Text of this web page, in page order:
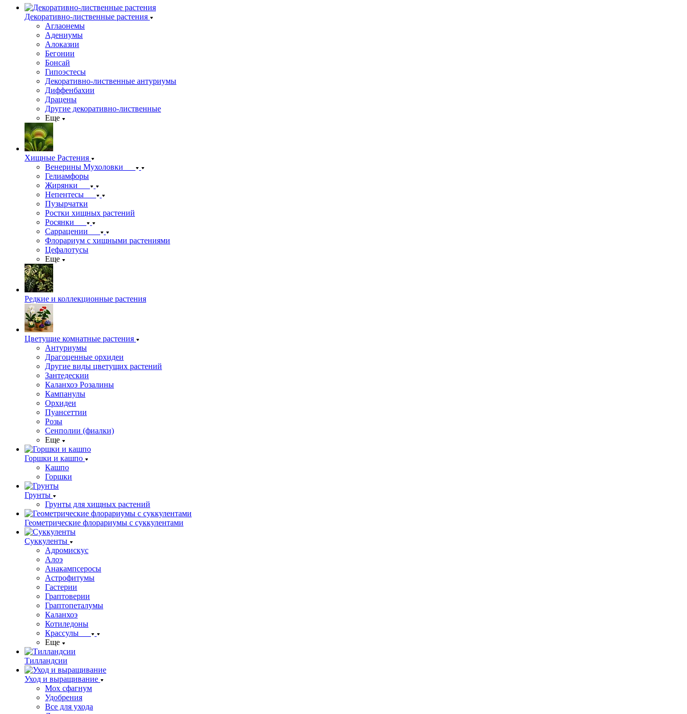
Декоративно-лиственные растения
Аглаонемы
Адениумы
Алоказии
Бегонии
Бонсай
Гипоэстесы
Декоративно-лиственные антуриумы
Диффенбахии
Драцены
Другие декоративно-лиственные
Еще
Хищные Растения
Венерины Мухоловки
Гелиамфоры
Жирянки
Непентесы
Пузырчатки
Ростки хищных растений
Росянки
Саррацении
Флорариум с хищными растениями
Цефалотусы
Еще
Редкие и коллекционные растения
Цветущие комнатные растения
Антуриумы
Драгоценные орхидеи
Другие виды цветущих растений
Зантедескии
Каланхоэ Розалины
Кампанулы
Орхидеи
Пуансеттии
Розы
Сенполии (фиалки)
Еще
Горшки и кашпо
Кашпо
Горшки
Грунты
Грунты для хищных растений
Геометрические флорариумы с суккулентами
Суккуленты
Адромискус
Алоэ
Анакампсеросы
Астрофитумы
Гастерии
Граптоверии
Граптопеталумы
Каланхоэ
Котиледоны
Крассулы
Еще
Тилландсии
Уход и выращивание
Мох сфагнум
Удобрения
Все для ухода